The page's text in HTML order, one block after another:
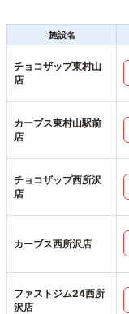
施設名
チョコザップ東村山
店
カーブス東村山駅前
店
チョコザップ西所沢
店
カーブス西所沢店
ファストジム24西所
沢店